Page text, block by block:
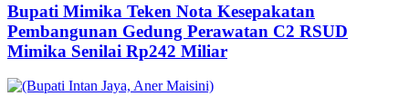
Bupati Mimika Teken Nota Kesepakatan
Pembangunan Gedung Perawatan C2 RSUD
Mimika Senilai Rp242 Miliar